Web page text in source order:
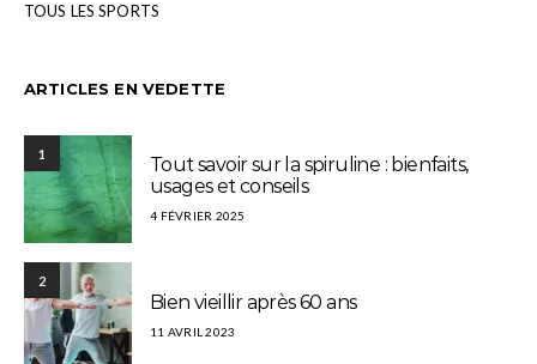
TOUS LES SPORTS
ARTICLES EN VEDETTE
1
Tout savoir sur la spiruline : bienfaits,
usages et conseils
4 FÉVRIER 2025
2
Bien vieillir après 60 ans
11 AVRIL 2023